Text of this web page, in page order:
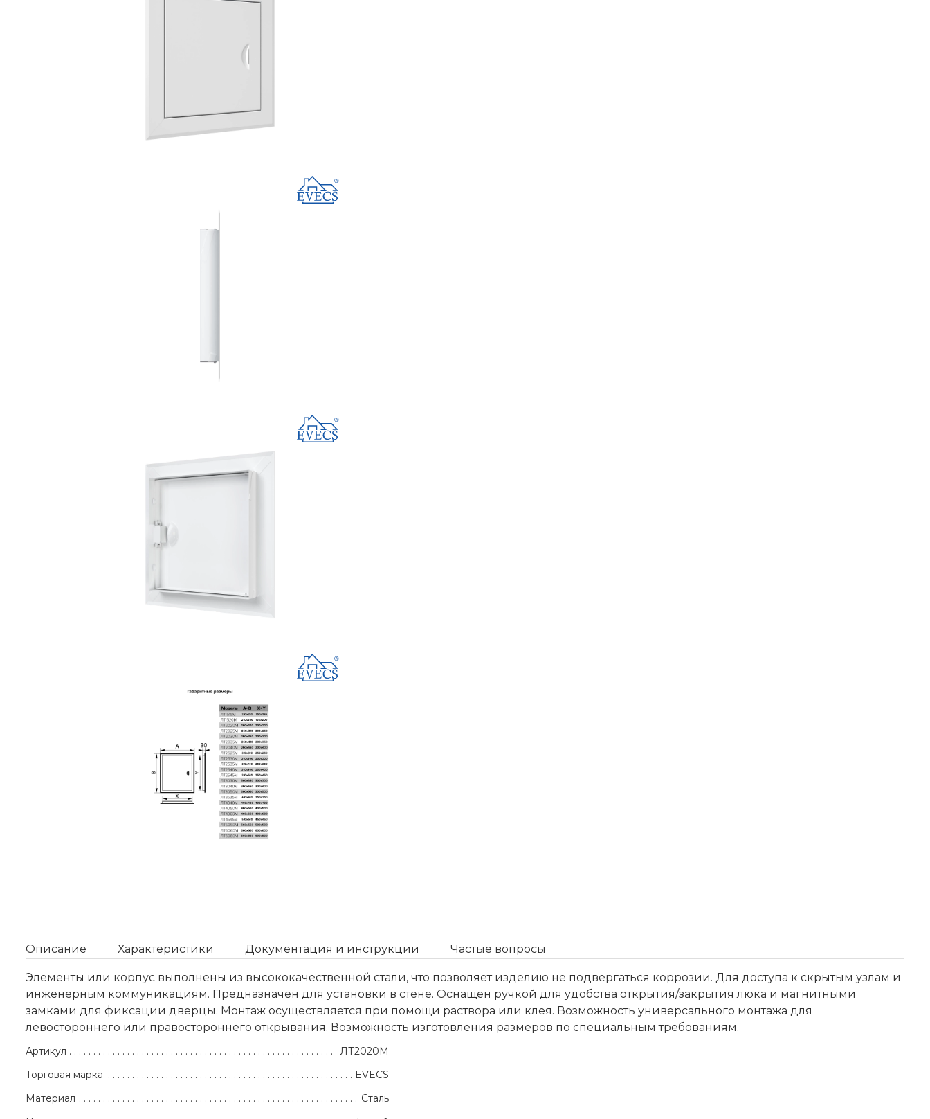
Описание Характеристики Документация и инструкции Частые вопросы
Элементы или корпус выполнены из высококачественной стали, что позволяет изделию не подвергаться коррозии. Для доступа к скрытым узлам и
инженерным коммуникациям. Предназначен для установки в стене. Оснащен ручкой для удобства открытия/закрытия люка и магнитными
замками для фиксации дверцы. Монтаж осуществляется при помощи раствора или клея. Возможность универсального монтажа для
левостороннего или правостороннего открывания. Возможность изготовления размеров по специальным требованиям.
Артикул
ЛТ2020М
Торговая марка
EVECS
Материал
Сталь